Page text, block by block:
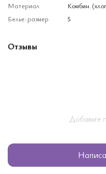
Материал
Комбин.
Белье: размер
S
Отзывы
Добавьте